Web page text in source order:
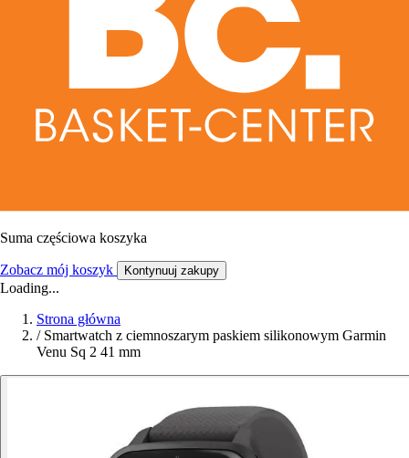
Suma częściowa koszyka
Zobacz mój koszyk Kontynuuj zakupy
Loading...
Strona główna
/ Smartwatch z ciemnoszarym paskiem silikonowym Garmin
Venu Sq 2 41 mm